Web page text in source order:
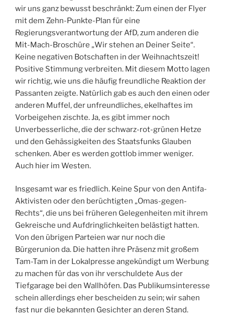
wir uns ganz bewusst beschränkt: Zum einen der Flyer
mit dem Zehn-Punkte-Plan für eine
Regierungsverantwortung der AfD, zum anderen die
Mit-Mach-Broschüre „Wir stehen an Deiner Seite“.
Keine negativen Botschaften in der Weihnachtszeit!
Positive Stimmung verbreiten. Mit diesem Motto lagen
wir richtig, wie uns die häufig freundliche Reaktion der
Passanten zeigte. Natürlich gab es auch den einen oder
anderen Muffel, der unfreundliches, ekelhaftes im
Vorbeigehen zischte. Ja, es gibt immer noch
Unverbesserliche, die der schwarz-rot-grünen Hetze
und den Gehässigkeiten des Staatsfunks Glauben
schenken. Aber es werden gottlob immer weniger.
Auch hier im Westen.
Insgesamt war es friedlich. Keine Spur von den Antifa-
Aktivisten oder den berüchtigten „Omas-gegen-
Rechts“, die uns bei früheren Gelegenheiten mit ihrem
Gekreische und Aufdringlichkeiten belästigt hatten.
Von den übrigen Parteien war nur noch die
Bürgerunion da. Die hatten ihre Präsenz mit großem
Tam-Tam in der Lokalpresse angekündigt um Werbung
zu machen für das von ihr verschuldete Aus der
Tiefgarage bei den Wallhöfen. Das Publikumsinteresse
schein allerdings eher bescheiden zu sein; wir sahen
fast nur die bekannten Gesichter an deren Stand.